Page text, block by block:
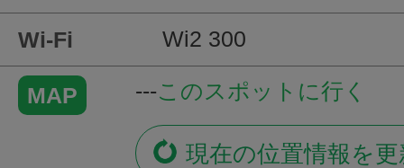
Wi-Fi Wi2 300
MAP ---このスポットに行く
現在の位置情報を